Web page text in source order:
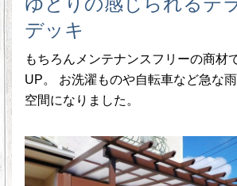
デッキ
もちろんメンテナンスフリーの商材
UP。 お洗濯ものや自転車など急な
空間になりました。